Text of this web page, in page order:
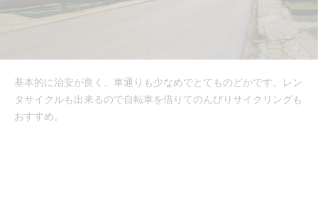
基本的に治安が良く、車通りも少なめでとてものどかです。レン
タサイクルも出来るので自転車を借りてのんびりサイクリングも
おすすめ。